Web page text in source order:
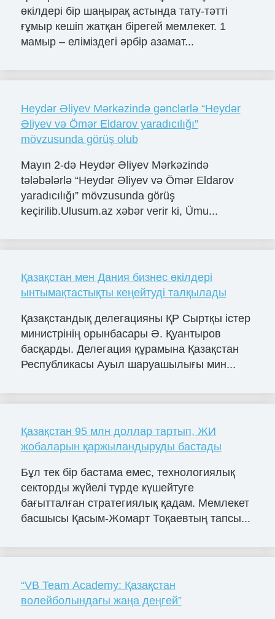
өкілдері бір шаңырақ астында тату-тәтті
ғұмыр кешіп жатқан бірегей мемлекет. 1
мамыр – еліміздегі әрбір азамат...
Heydər Əliyev Mərkəzində gənclərlə “Heydər
Əliyev və Ömər Eldarov yaradıcılığı”
mövzusunda görüş olub
Mayın 2-də Heydər Əliyev Mərkəzində
tələbələrlə “Heydər Əliyev və Ömər Eldarov
yaradıcılığı” mövzusunda görüş
keçirilib.Ulusum.az xəbər verir ki, Ümu...
Қазақстан мен Дания бизнес өкілдері
ынтымақтастықты кеңейтуді талқылады
Қазақстандық делегацияны ҚР Сыртқы істер
министрінің орынбасары Ә. Қуантыров
басқарды. Делегация құрамына Қазақстан
Республикасы Ауыл шаруашылығы мин...
Қазақстан 95 млн доллар тартып, ЖИ
жобаларын қаржыландыруды бастады
Бұл тек бір бастама емес, технологиялық
секторды жүйелі түрде күшейтуге
бағытталған стратегиялық қадам. Мемлекет
басшысы Қасым-Жомарт Тоқаевтың тапсы...
“VB Team Academy: Қазақстан
волейболындағы жаңа деңгей”